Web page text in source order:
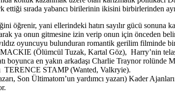
ettiği sırada yabancı birilerinin ikisini birbirlerinden
öğrenir, yani ellerindeki hatırı sayılır gücü
ya onun gitmesine izin verip onun için önceden
oyuncuyu bulunduran romantik gerilim filminde
(Ölümcül Tuzak, Kartal Göz), Harry’nin
boyunca en yakın arkadaşı Charlie Traynor
TERENCE STAMP (Wanted, Valkryie).
Son Ültimatom’un yardımcı yazarı) Kader